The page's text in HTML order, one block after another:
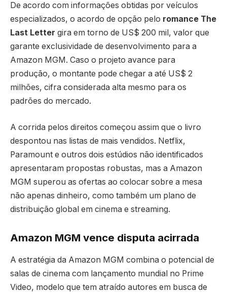
De acordo com informações obtidas por veículos
especializados, o acordo de opção pelo romance The
Last Letter gira em torno de US$ 200 mil, valor que
garante exclusividade de desenvolvimento para a
Amazon MGM. Caso o projeto avance para
produção, o montante pode chegar a até US$ 2
milhões, cifra considerada alta mesmo para os
padrões do mercado.
A corrida pelos direitos começou assim que o livro
despontou nas listas de mais vendidos. Netflix,
Paramount e outros dois estúdios não identificados
apresentaram propostas robustas, mas a Amazon
MGM superou as ofertas ao colocar sobre a mesa
não apenas dinheiro, como também um plano de
distribuição global em cinema e streaming.
Amazon MGM vence disputa acirrada
A estratégia da Amazon MGM combina o potencial de
salas de cinema com lançamento mundial no Prime
Video, modelo que tem atraído autores em busca de